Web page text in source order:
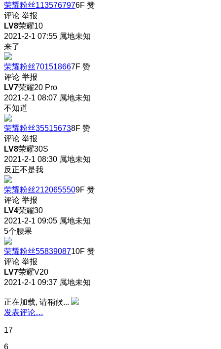
荣耀粉丝1135767976F 赞
评论 举报
LV8荣耀10
2021-2-1 07:55 属地未知
来了
荣耀粉丝701518667F 赞
评论 举报
LV7荣耀20 Pro
2021-2-1 08:07 属地未知
不知道
荣耀粉丝355156738F 赞
评论 举报
LV8荣耀30S
2021-2-1 08:30 属地未知
反正不是我
荣耀粉丝2120655509F 赞
评论 举报
LV4荣耀30
2021-2-1 09:05 属地未知
5个腰果
荣耀粉丝5583908710F 赞
评论 举报
LV7荣耀V20
2021-2-1 09:37 属地未知
正在加载, 请稍候...
发表评论…
17
6